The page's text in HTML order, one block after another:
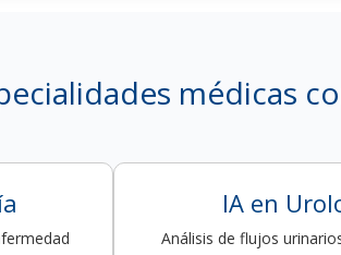
médicas
IA en
Análisis de flujos